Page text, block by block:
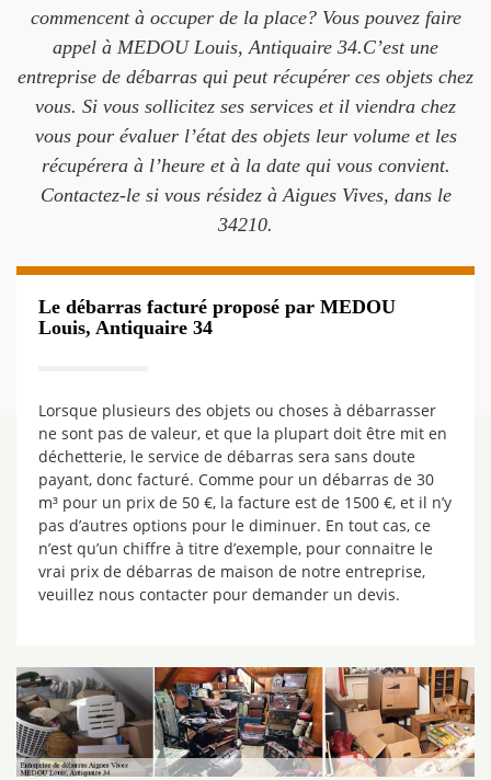
commencent à occuper de la place? Vous pouvez faire
appel à MEDOU Louis, Antiquaire 34.C’est une
entreprise de débarras qui peut récupérer ces objets chez
vous. Si vous sollicitez ses services et il viendra chez
vous pour évaluer l’état des objets leur volume et les
récupérera à l’heure et à la date qui vous convient.
Contactez-le si vous résidez à Aigues Vives, dans le
34210.
Le débarras facturé proposé par MEDOU
Louis, Antiquaire 34
Lorsque plusieurs des objets ou choses à débarrasser
ne sont pas de valeur, et que la plupart doit être mit en
déchetterie, le service de débarras sera sans doute
payant, donc facturé. Comme pour un débarras de 30
m³ pour un prix de 50 €, la facture est de 1500 €, et il n’y
pas d’autres options pour le diminuer. En tout cas, ce
n’est qu’un chiffre à titre d’exemple, pour connaitre le
vrai prix de débarras de maison de notre entreprise,
veuillez nous contacter pour demander un devis.